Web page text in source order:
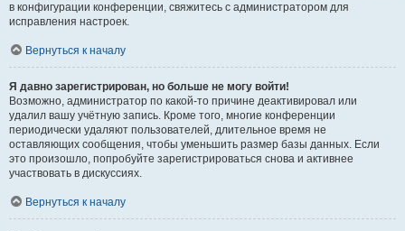
в конфигурации конференции, свяжитесь с администратором для
исправления настроек.
Вернуться к началу
Я давно зарегистрирован, но больше не могу войти!
Возможно, администратор по какой-то причине деактивировал или
удалил вашу учётную запись. Кроме того, многие конференции
периодически удаляют пользователей, длительное время не
оставляющих сообщения, чтобы уменьшить размер базы данных. Если
это произошло, попробуйте зарегистрироваться снова и активнее
участвовать в дискуссиях.
Вернуться к началу